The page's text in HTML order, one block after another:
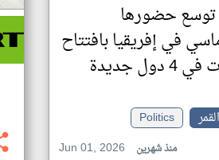
توسع حضورها
في إفريقيا بافتتاح
جديدة
Politics
Jun 01, 2026
منذ شهرين